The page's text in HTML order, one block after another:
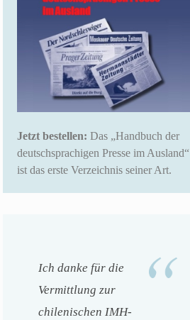
Jetzt bestellen:Das „Handbuch der
deutschsprachigen Presse im Ausland“
ist das erste Verzeichnis seiner Art.
Ich danke für die
Vermittlung zur
chilenischen IMH-